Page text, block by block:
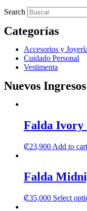
Search
Categorías
Accesorios y
Cuidado Personal
Vestimenta
Nuevos Ingresos
Falda Ivory
₡23,900 Add to cart
Falda
₡35,000 Select